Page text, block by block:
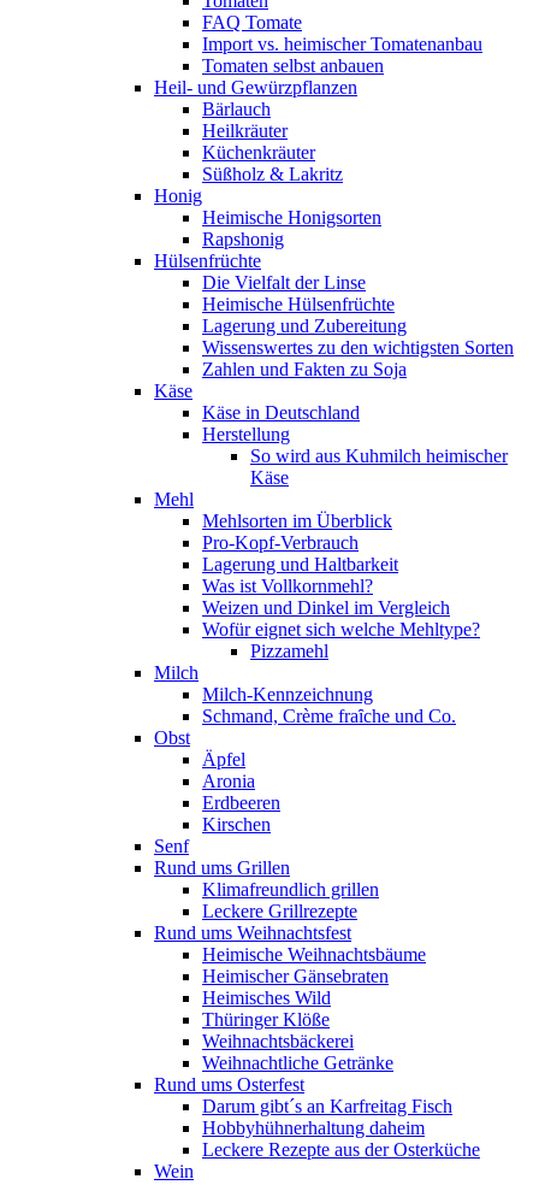
FAQ Tomate
Import vs. heimischer Tomatenanbau
Tomaten selbst anbauen
Heil- und Gewürzpflanzen
Bärlauch
Heilkräuter
Küchenkräuter
Süßholz & Lakritz
Honig
Heimische Honigsorten
Rapshonig
Hülsenfrüchte
Die Vielfalt der Linse
Heimische Hülsenfrüchte
Lagerung und Zubereitung
Wissenswertes zu den wichtigsten Sorten
Zahlen und Fakten zu Soja
Käse
Käse in Deutschland
Herstellung
So wird aus Kuhmilch heimischer
Käse
Mehl
Mehlsorten im Überblick
Pro-Kopf-Verbrauch
Lagerung und Haltbarkeit
Was ist Vollkornmehl?
Weizen und Dinkel im Vergleich
Wofür eignet sich welche Mehltype?
Pizzamehl
Milch
Milch-Kennzeichnung
Schmand, Crème fraȋche und Co.
Obst
Äpfel
Aronia
Erdbeeren
Kirschen
Senf
Rund ums Grillen
Klimafreundlich grillen
Leckere Grillrezepte
Rund ums Weihnachtsfest
Heimische Weihnachtsbäume
Heimischer Gänsebraten
Heimisches Wild
Thüringer Klöße
Weihnachtsbäckerei
Weihnachtliche Getränke
Rund ums Osterfest
Darum gibt´s an Karfreitag Fisch
Hobbyhühnerhaltung daheim
Leckere Rezepte aus der Osterküche
Wein